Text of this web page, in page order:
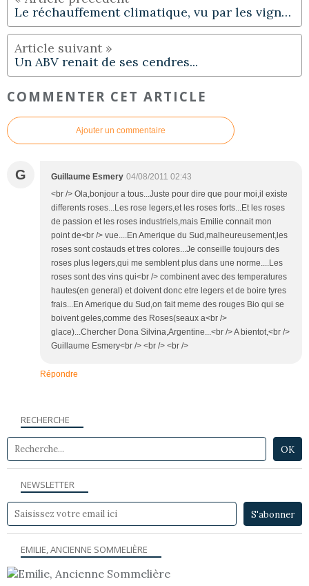
Le réchauffement climatique, vu par les vignerons
Un ABV renait de ses cendres...
COMMENTER CET ARTICLE
Ajouter un commentaire
G Guillaume Esmery 04/08/2011 02:43
<br /> Ola,bonjour a tous...Juste pour dire que pour moi,il existe
differents roses...Les rose legers,et les roses forts...Et les roses
de passion et les roses industriels,mais Emilie connait mon
point de<br /> vue....En Amerique du Sud,malheureusement,les
roses sont costauds et tres colores...Je conseille toujours des
roses plus legers,qui me semblent plus dans une norme....Les
roses sont des vins qui<br /> combinent avec des temperatures
hautes(en general) et doivent donc etre legers et de boire tyres
frais...En Amerique du Sud,on fait meme des rouges Bio qui se
boivent geles,comme des Roses(seaux a<br />
glace)...Chercher Dona Silvina,Argentine...<br /> A bientot,<br />
Guillaume Esmery<br /> <br /> <br />
Répondre
NEWSLETTER
RECHERCHE
EMILIE, ANCIENNE SOMMELIÈRE